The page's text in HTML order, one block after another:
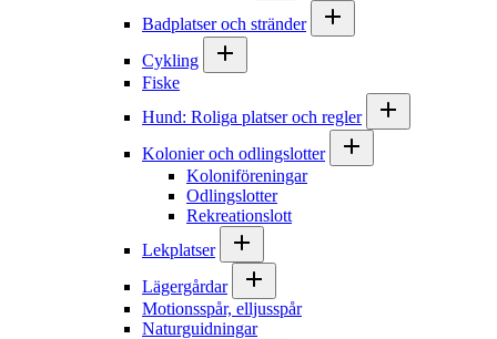
Badplatser och stränder
Cykling
Fiske
Hund: Roliga platser och regler
Kolonier och odlingslotter
Koloniföreningar
Odlingslotter
Rekreationslott
Lekplatser
Lägergårdar
Motionsspår, elljusspår
Naturguidningar